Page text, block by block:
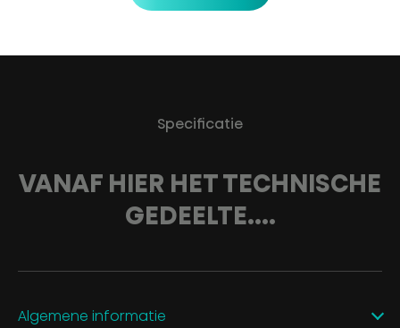
Specificatie
VANAF HIER HET TECHNISCHE
GEDEELTE....
Algemene informatie